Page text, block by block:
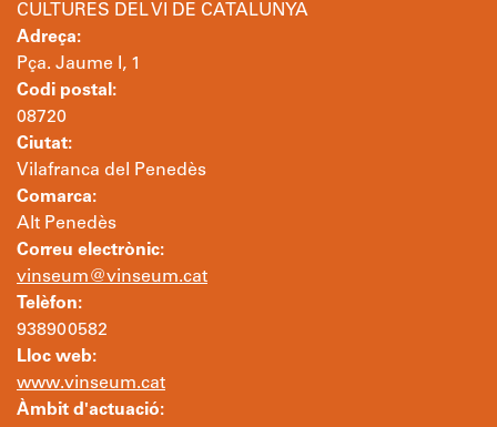
CULTURES DEL VI DE CATALUNYA
Adreça:
Pça. Jaume I, 1
Codi postal:
08720
Ciutat:
Vilafranca del Penedès
Comarca:
Alt Penedès
Correu electrònic:
vinseum@vinseum.cat
Telèfon:
938900582
Lloc web:
www.vinseum.cat
Àmbit d'actuació: